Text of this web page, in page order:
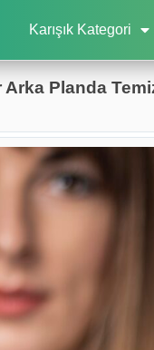
Karışık Kategori
Arka Planda